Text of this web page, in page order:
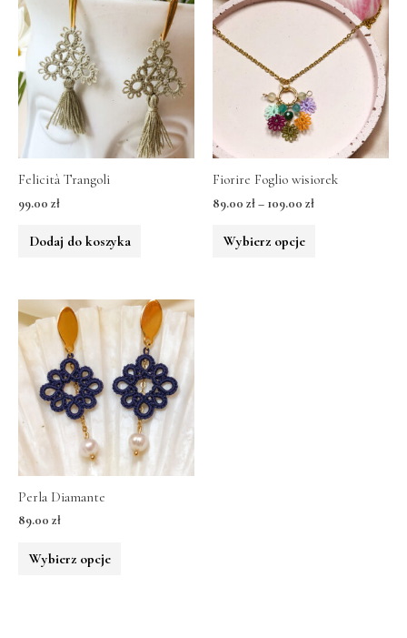
Felicità Trangoli
99.00 zł
Dodaj do koszyka
Fiorire Foglio wisiorek
89.00 zł– 109.00 zł
Wybierz opcje
Perla Diamante
89.00 zł
Wybierz opcje